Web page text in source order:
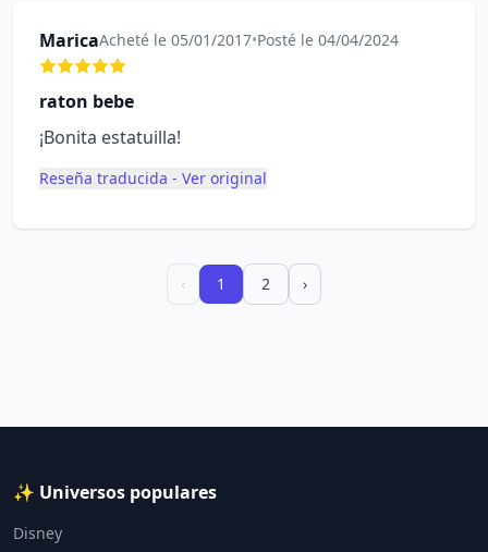
MaricaAcheté le 05/01/2017•Posté le 04/04/2024
raton bebe
¡Bonita estatuilla!
Reseña traducida - Ver original
‹ 1 2 ›
✨ Universos populares
Disney